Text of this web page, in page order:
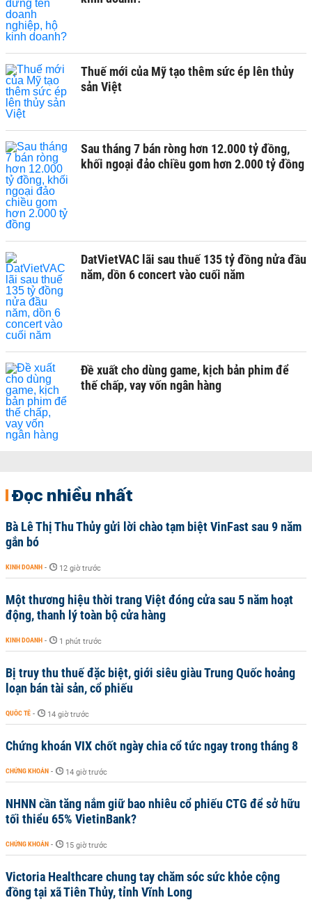
Thuế mới của Mỹ tạo thêm sức ép lên thủy
sản Việt
Sau tháng 7 bán ròng hơn 12.000 tỷ đồng,
khối ngoại đảo chiều gom hơn 2.000 tỷ đồng
DatVietVAC lãi sau thuế 135 tỷ đồng nửa đầu
năm, dồn 6 concert vào cuối năm
Đề xuất cho dùng game, kịch bản phim để
thế chấp, vay vốn ngân hàng
Đọc nhiều nhất
Bà Lê Thị Thu Thủy gửi lời chào tạm biệt VinFast sau 9 năm
gắn bó
KINH DOANH - 12 giờ trước
Một thương hiệu thời trang Việt đóng cửa sau 5 năm hoạt
động, thanh lý toàn bộ cửa hàng
KINH DOANH - 1 phút trước
Bị truy thu thuế đặc biệt, giới siêu giàu Trung Quốc hoảng
loạn bán tài sản, cổ phiếu
QUỐC TẾ - 14 giờ trước
Chứng khoán VIX chốt ngày chia cổ tức ngay trong tháng 8
CHỨNG KHOÁN - 14 giờ trước
NHNN cần tăng nắm giữ bao nhiêu cổ phiếu CTG để sở hữu
tối thiểu 65% VietinBank?
CHỨNG KHOÁN - 15 giờ trước
Victoria Healthcare chung tay chăm sóc sức khỏe cộng
đồng tại xã Tiên Thủy, tỉnh Vĩnh Long